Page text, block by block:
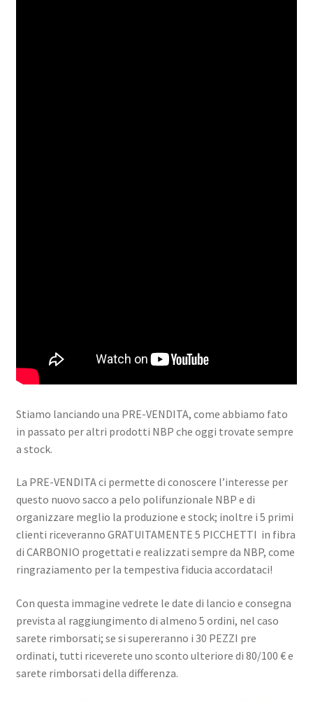
Stiamo lanciando una PRE-VENDITA, come abbiamo fato
in passato per altri prodotti NBP che oggi trovate sempre
a stock.
La PRE-VENDITA ci permette di conoscere l’interesse per
questo nuovo sacco a pelo polifunzionale NBP e di
organizzare meglio la produzione e stock; inoltre i 5 primi
clienti riceveranno GRATUITAMENTE 5 PICCHETTI in fibra
di CARBONIO progettati e realizzati sempre da NBP, come
ringraziamento per la tempestiva fiducia accordataci!
Con questa immagine vedrete le date di lancio e consegna
prevista al raggiungimento di almeno 5 ordini, nel caso
sarete rimborsati; se si supereranno i 30 PEZZI pre
ordinati, tutti riceverete uno sconto ulteriore di 80/100 € e
sarete rimborsati della differenza.